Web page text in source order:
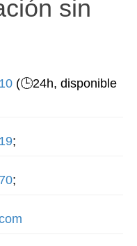
sin
(🕒24h, disponible
;
;